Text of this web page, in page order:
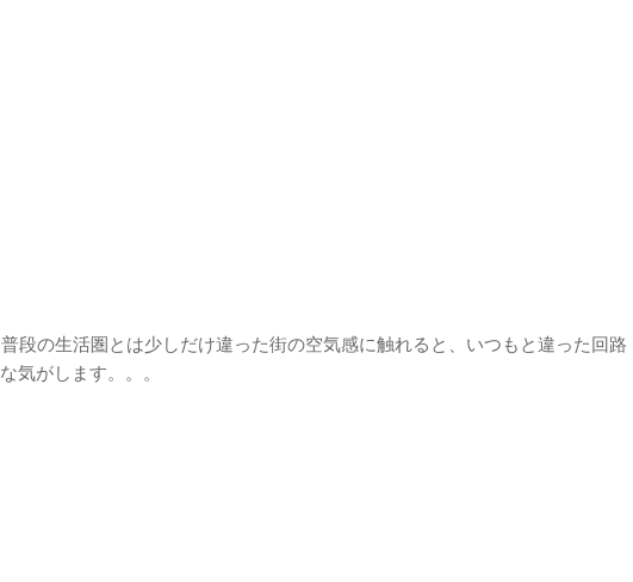
段の生活圏とは少しだけ違った街の空気感に触れると、いつもと違った回路
気がします。。。